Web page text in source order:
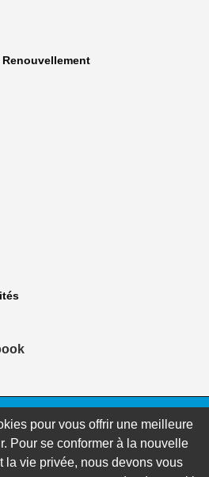
Renouvellement
| Site réalisé parWebCONCEPT Plus inc.
pour vous offrir une meilleure
Pour se conformer à la nouvelle
la vie privée, nous devons vous